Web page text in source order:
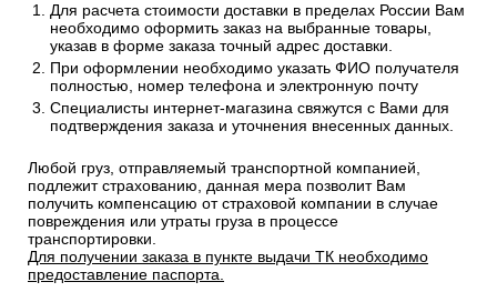
Правила оформления:
Для расчета стоимости доставки в пределах России Вам
необходимо оформить заказ на выбранные товары,
указав в форме заказа точный адрес доставки.
При оформлении необходимо указать ФИО получателя
Специалисты интернет-магазина свяжутся с Вами для
подтверждения заказа и уточнения внесенных данных.
Любой груз, отправляемый транспортной компанией,
подлежит страхованию, данная мера позволит Вам
получить компенсацию от страховой компании в случае
повреждения или утраты груза в процессе